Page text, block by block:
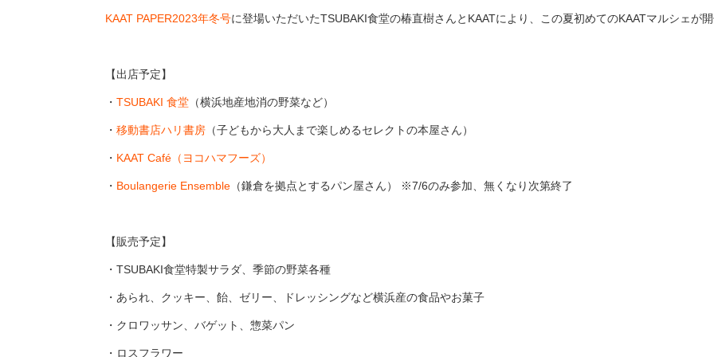
KAAT PAPER2023年冬号に登場いただいたTSUBAKI食堂の椿直樹さんとKAATにより、この夏初めてのKAATマルシェが開
【出店予定】
・ TSUBAKI 食堂 （横浜地産地消の野菜など）
・ 移動書店ハリ書房 （子どもから大人まで楽しめるセレクトの本屋さん）
・ KAAT Café（ヨコハマフーズ）
・ Boulangerie Ensemble （鎌倉を拠点とするパン屋さん） ※7/6のみ参加、無くなり次第終了
【販売予定】
・TSUBAKI食堂特製サラダ、季節の野菜各種
・あられ、クッキー、飴、ゼリー、ドレッシングなど横浜産の食品やお菓子
・クロワッサン、バゲット、惣菜パン
・ロスフラワー